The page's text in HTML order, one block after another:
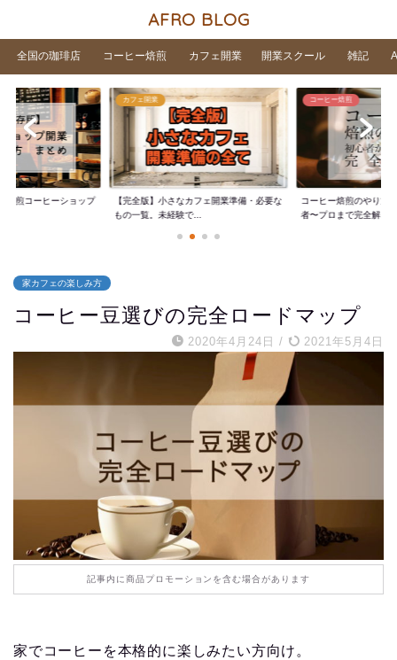
AFRO BLOG
全国の珈琲店 コーヒー焙煎 カフェ開業 開業スクール 雑記
焙煎コーヒーショップ
カフェ開業
【完全版】小さなカフェ開業準備・必要な
もの一覧。未経験で...
コーヒー焙煎
コーヒー焙煎のやり方
者〜プロまで完全解...
家カフェの楽しみ方
コーヒー豆選びの完全ロードマップ
2020年4月24日 / 2021年5月4日
記事内に商品プロモーションを含む場合があります
家でコーヒーを本格的に楽しみたい方向け。